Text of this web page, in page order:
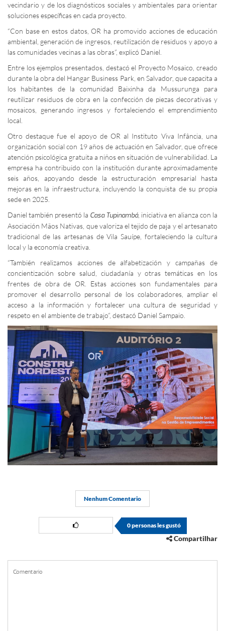
vecindario y de los diagnósticos sociales y ambientales para orientar
soluciones específicas en cada proyecto.
“Con base en estos datos, OR ha promovido acciones de educación
ambiental, generación de ingresos, reutilización de residuos y apoyo a
las comunidades vecinas a las obras”, explicó Daniel.
Entre los ejemplos presentados, destacó el Proyecto Mosaico, creado
durante la obra del Hangar Business Park, en Salvador, que capacita a
los habitantes de la comunidad Baixinha da Mussurunga para
reutilizar residuos de obra en la confección de piezas decorativas y
mosaicos, generando ingresos y fortaleciendo el emprendimiento
local.
Otro destaque fue el apoyo de OR al Instituto Viva Infância, una
organización social con 19 años de actuación en Salvador, que ofrece
atención psicológica gratuita a niños en situación de vulnerabilidad. La
empresa ha contribuido con la institución durante aproximadamente
seis años, apoyando desde la estructuración empresarial hasta
mejoras en la infraestructura, incluyendo la conquista de su propia
sede en 2025.
Daniel también presentó la Casa Tupinambá, iniciativa en alianza con la
Asociación Mãos Nativas, que valoriza el tejido de paja y el artesanato
tradicional de las artesanas de Vila Sauípe, fortaleciendo la cultura
local y la economía creativa.
“También realizamos acciones de alfabetización y campañas de
concientización sobre salud, ciudadanía y otras temáticas en los
frentes de obra de OR. Estas acciones son fundamentales para
promover el desarrollo personal de los colaboradores, ampliar el
acceso a la información y fortalecer una cultura de seguridad y
respeto en el ambiente de trabajo”, destacó Daniel Sampaio.
Nenhum Comentario
0personas les gustó
Compartilhar